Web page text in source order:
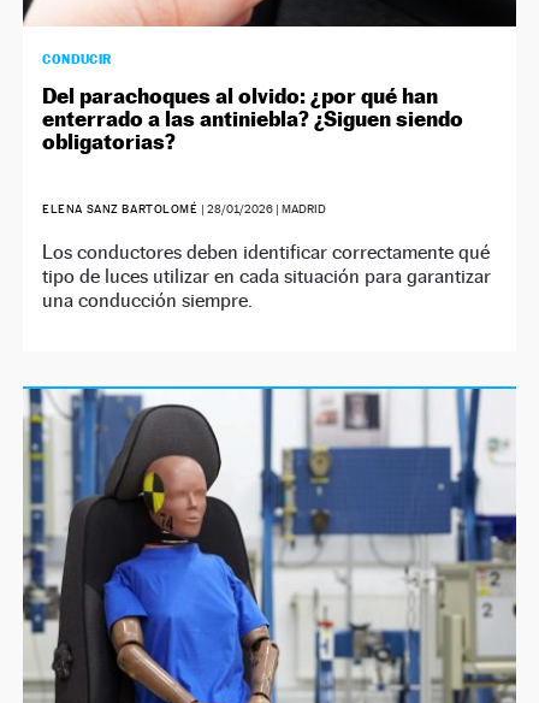
CONDUCIR
Del parachoques al olvido: ¿por qué han
enterrado a las antiniebla? ¿Siguen siendo
obligatorias?
ELENA SANZ BARTOLOMÉ |28/01/2026 | MADRID
Los conductores deben identificar correctamente qué
tipo de luces utilizar en cada situación para garantizar
una conducción siempre.